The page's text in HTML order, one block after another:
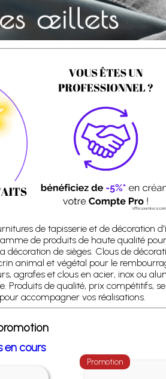
de tapisserie et de décoration
de produits de haute qualité
de sièges. Clous de
animal et végétal pour le
agrafes et clous en acier, inox ou
de qualité, prix compétitifs,
accompagner vos réalisations.
en cours
Promotion